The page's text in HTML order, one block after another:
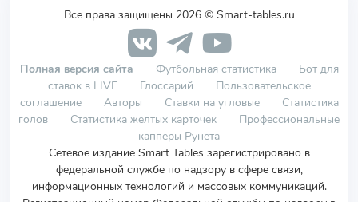
Все права защищены 2026 © Smart-tables.ru
Полная версия сайта Футбольная статистика
Бот для
ставок в LIVE
Глоссарий
Пользовательское
соглашение
Авторы Ставки на угловые
Статистика
голов
Статистика желтых карточек
Профессиональные
капперы Рунета
Сетевое издание Smart Tables зарегистрировано в
федеральной службе по надзору в сфере связи,
информационных технологий и массовых коммуникаций.